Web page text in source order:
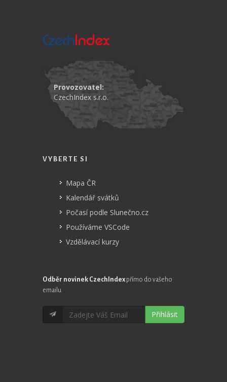
Provozovatel:
CzechIndex s.r.o.
VYBERTE SI
Mapa ČR
Kalendář svátků
Počasí podle Slunečno.cz
Používáme VSCode
Vzdělávací kurzy
Odběr novinek CzechIndex přímo do vašeho
emailu
Přihlásit